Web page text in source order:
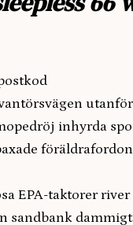
utanför
inhyrda
EPA-taktorer river
sandbank